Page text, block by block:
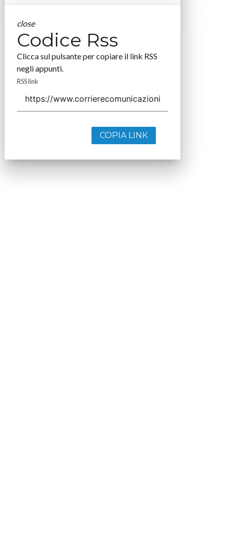
close
Codice Rss
Clicca sul pulsante per copiare il link RSS
negli appunti.
RSS link
COPIA LINK